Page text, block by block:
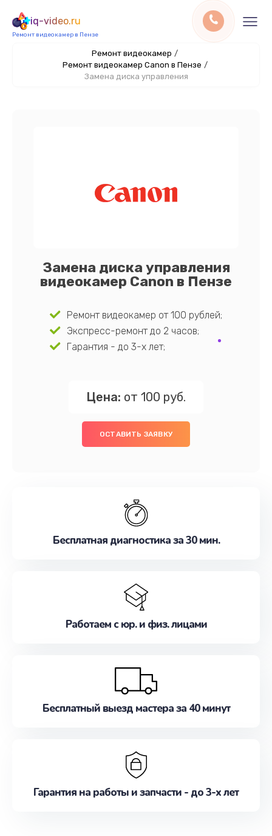
iq-video.ru
Ремонт видеокамер в Пензе
Ремонт видеокамер /
Ремонт видеокамер Canon в Пензе /
Замена диска управления
Замена диска управления
видеокамер Canon в Пензе
Ремонт видеокамер от 100 рублей;
Экспресс-ремонт до 2 часов;
Гарантия - до 3-х лет;
Цена: от 100 руб.
ОСТАВИТЬ ЗАЯВКУ
Бесплатная диагностика за 30 мин.
Работаем с юр. и физ. лицами
Бесплатный выезд мастера за 40 минут
Гарантия на работы и запчасти - до 3-х лет